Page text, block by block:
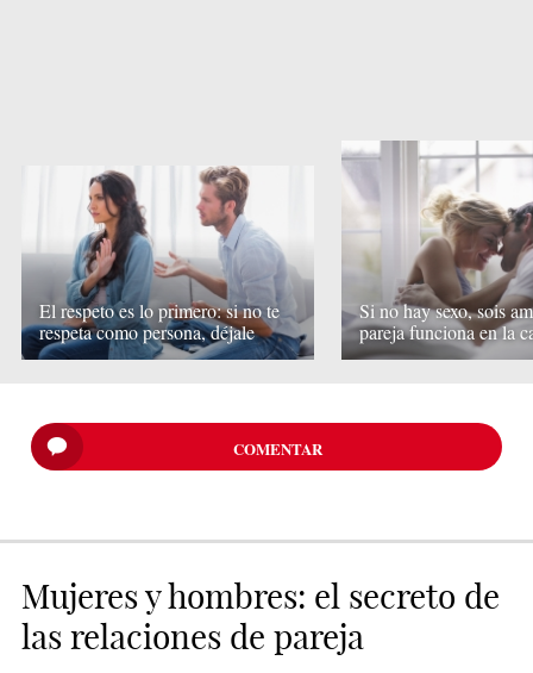
El respeto es lo primero: si no te
respeta como persona, déjale
Si no hay sexo, sois
pareja funciona en la
COMENTAR
Mujeres y hombres: el secreto de
las relaciones de pareja